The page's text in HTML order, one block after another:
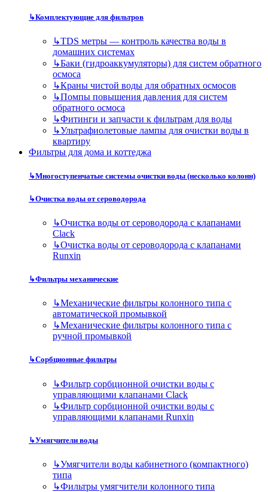
↳Комплектующие для фильтров
↳TDS метры — контроль качества воды в
домашних системах
↳Баки (гидроаккумуляторы) для систем обратного
осмоса
↳Краны чистой воды для обратных осмосов
↳Помпы повышения давления для систем
обратного осмоса
↳Фитинги и запчасти к фильтрам для воды
↳Ультрафиолетовые лампы для очистки воды в
квартиру
Фильтры для дома и коттеджа
↳Многоступенчатые системы очистки воды (несколько колонн)
↳Очистка воды от сероводорода
↳Очистка воды от сероводорода с клапанами
Clack
↳Очистка воды от сероводорода с клапанами
Runxin
↳Фильтры механические
↳Механические фильтры колонного типа с
автоматической промывкой
↳Механические фильтры колонного типа с
ручной промывкой
↳Сорбционные фильтры
↳Фильтр сорбционной очистки воды с
управляющими клапанами Clack
↳Фильтр сорбционной очистки воды с
управляющими клапанами Runxin
↳Умягчители воды
↳Умягчители воды кабинетного (компактного)
типа
↳Фильтры умягчители колонного типа